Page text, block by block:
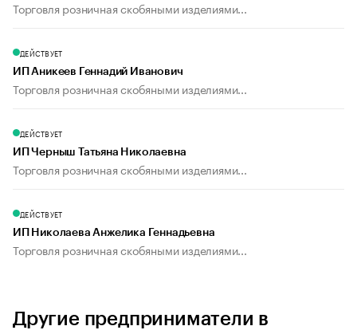
Торговля розничная скобяными изделиями...
ДЕЙСТВУЕТ
ИП Аникеев Геннадий Иванович
Торговля розничная скобяными изделиями...
ДЕЙСТВУЕТ
ИП Черныш Татьяна Николаевна
Торговля розничная скобяными изделиями...
ДЕЙСТВУЕТ
ИП Николаева Анжелика Геннадьевна
Торговля розничная скобяными изделиями...
Другие предприниматели в